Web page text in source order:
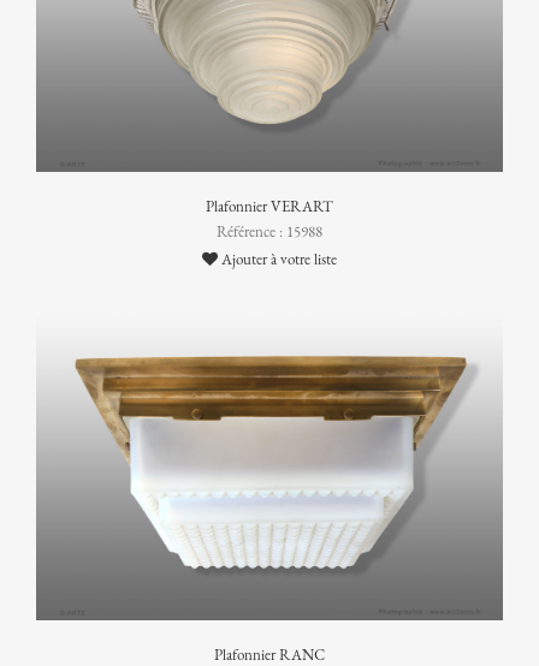
Plafonnier VERART
Référence : 15988
Ajouter à votre liste
Plafonnier RANC